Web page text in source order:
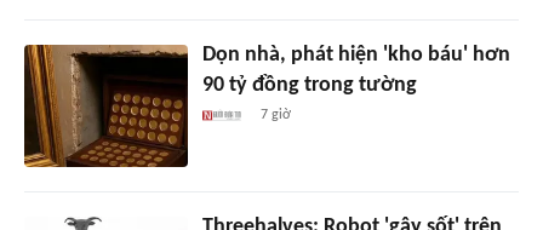
Dọn nhà, phát hiện 'kho báu' hơn
90 tỷ đồng trong tường
7 giờ